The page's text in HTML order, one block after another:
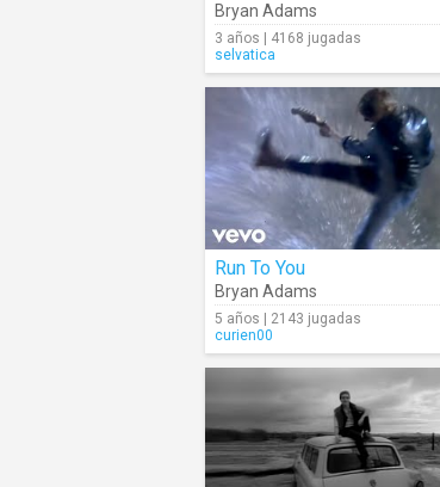
Bryan Adams
3 años | 4168 jugadas
selvatica
Run To You
Bryan Adams
5 años | 2143 jugadas
curien00